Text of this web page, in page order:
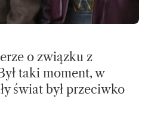
o związku z
taki moment, w
świat był przeciwko